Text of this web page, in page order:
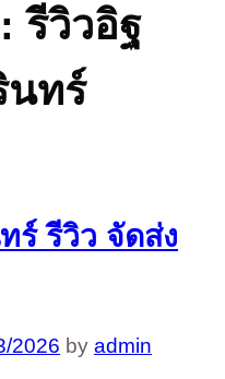
รีวิวอิฐ
นทร์
ร์ รีวิว จัดส่ง
2026 by admin